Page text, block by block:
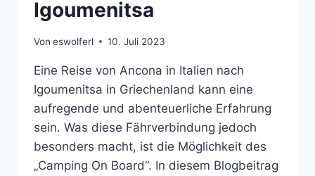
Igoumenitsa
Von eswolferl 10. Juli 2023
Eine Reise von Ancona in Italien nach
Igoumenitsa in Griechenland kann eine
aufregende und abenteuerliche Erfahrung
sein. Was diese Fährverbindung jedoch
besonders macht, ist die Möglichkeit des
„Camping On Board“. In diesem Blogbeitrag